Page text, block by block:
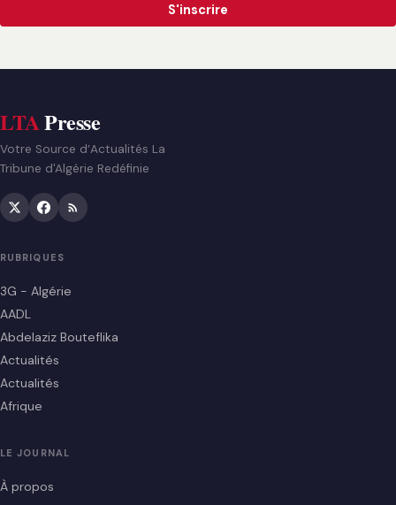
S'inscrire
LTAPresse
Votre Source d’Actualités La
Tribune d'Algérie Redéfinie
RUBRIQUES
3G - Algérie
AADL
Abdelaziz Bouteflika
Actualités
Actualités
Afrique
LE JOURNAL
À propos